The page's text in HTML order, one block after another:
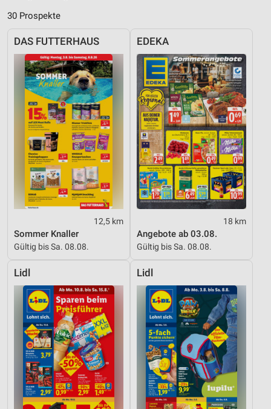
30 Prospekte
DAS FUTTERHAUS
12,5 km
Sommer Knaller
Gültig bis Sa. 08.08.
EDEKA
18 km
Angebote ab 03.08.
Gültig bis Sa. 08.08.
Lidl Lidl